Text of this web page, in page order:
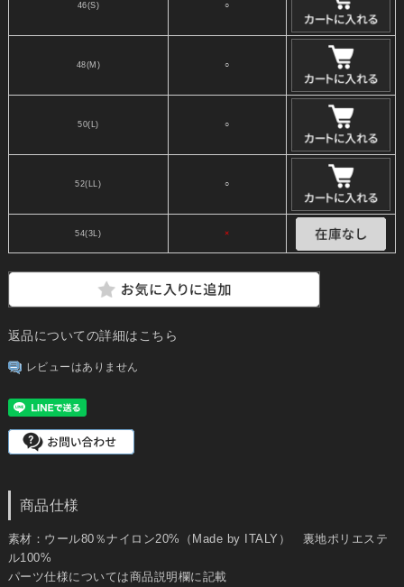
46(S) ○
48(M) ○
50(L) ○
52(LL) ○
54(3L) ×
返品についての詳細はこちら
レビューはありません
商品仕様
素材：ウール80％ナイロン20%（Made by ITALY） 裏地ポリエステ
ル100%
パーツ仕様については商品説明欄に記載